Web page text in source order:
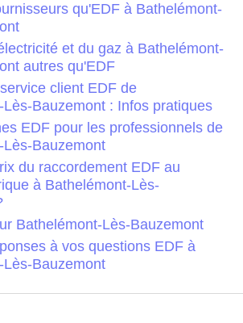
qu'EDF à Bathelémont-
et du gaz à Bathelémont-
autres qu'EDF
client EDF de
Lès-Bauzemont : Infos pratiques
EDF pour les professionnels de
Bauzemont
du raccordement EDF au
à Bathelémont-Lès-
Bathelémont-Lès-Bauzemont
à vos questions EDF à
Bauzemont